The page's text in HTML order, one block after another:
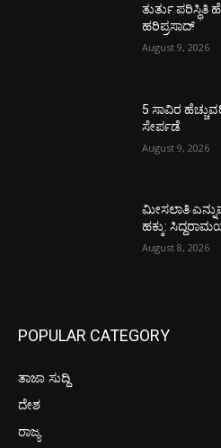
ತುರ್ತು ಪರಿಸ್ಥಿತಿ
ಹರಿಪ್ರಸಾದ್
August 9, 2026
5 ಸಾವಿರ
ಸೇರ್ಪಡೆ
August 9, 2026
ಮೀಸಲಾತಿ
ಹಕ್ಕು:
August 8, 2026
POPULAR CATEGORY
ತಾಜಾ ಸುದ್ದಿ
ದೇಶ
ರಾಜ್ಯ